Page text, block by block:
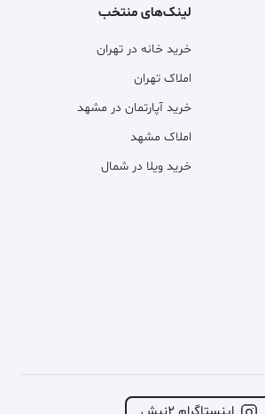
لینک‌های منتخب
خرید خانه در تهران
املاک تهران
خرید آپارتمان در مشهد
املاک مشهد
خرید ویلا در شمال